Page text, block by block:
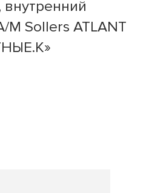
М Sollers ATLANT